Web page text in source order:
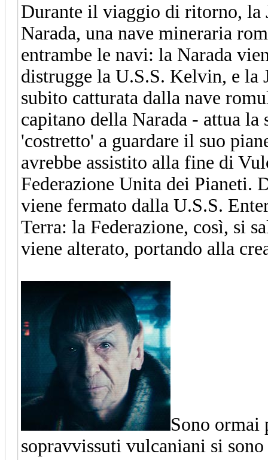
Durante il viaggio di ritorno, la
Narada, una nave mineraria
entrambe le navi: la Narada
distrugge la U.S.S. Kelvin, e
subito catturata dalla nave
capitano della Narada - attua la
'costretto' a guardare il suo
avrebbe assistito alla fine di
Federazione Unita dei Pianeti.
viene fermato dalla U.S.S.
Terra: la Federazione, così, si
viene alterato, portando alla
Sono ormai
sopravvissuti vulcaniani si